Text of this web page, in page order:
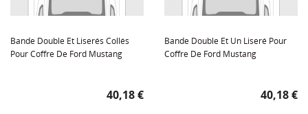
Bande Double Et Liserés Collés
Pour Coffre De Ford Mustang
Prix
40,18 €
Bande Double Et Un Liseré Pour
Coffre De Ford Mustang
Prix
40,18 €